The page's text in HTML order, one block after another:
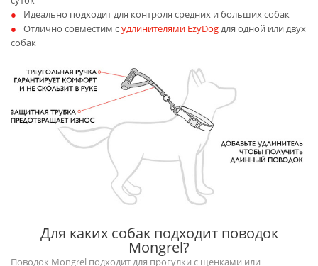
Идеально подходит для контроля средних и больших собак
Отлично совместим судлинителями EzyDogдля одной или двух
собак
Для каких собак подходит поводок
Mongrel?
Поводок Mongrel подходит для прогулки с щенками или